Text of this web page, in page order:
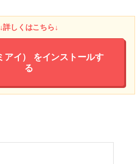
↓詳しくはこちら↓
イ）
をインストールす
る